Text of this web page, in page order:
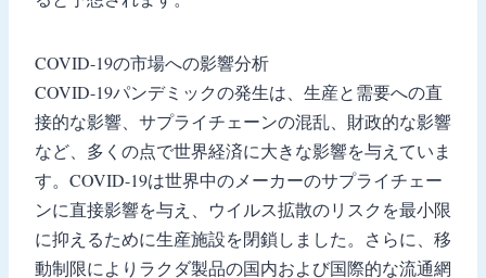
COVID-19の市場への影響分析
COVID-19パンデミックの発生は、生産と需要への直
接的な影響、サプライチェーンの混乱、財政的な影響
など、多くの点で世界経済に大きな影響を与えていま
す。COVID-19は世界中のメーカーのサプライチェー
ンに直接影響を与え、ウイルス拡散のリスクを最小限
に抑えるために生産施設を閉鎖しました。さらに、移
動制限によりラクダ製品の国内および国際的な流通網